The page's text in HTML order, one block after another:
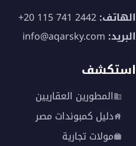
الهاتف:+20 115 741 2442
البريد: info@aqarsky.com
استكشف
المطورين العقاريين
دليل كمبوندات مصر
مولات تجارية